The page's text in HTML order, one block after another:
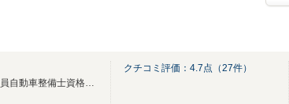
自社運輸局認証工場完備 社員全員自動車整備士資格者 全国納車可能
クチコミ評価： 4.7点（27件）